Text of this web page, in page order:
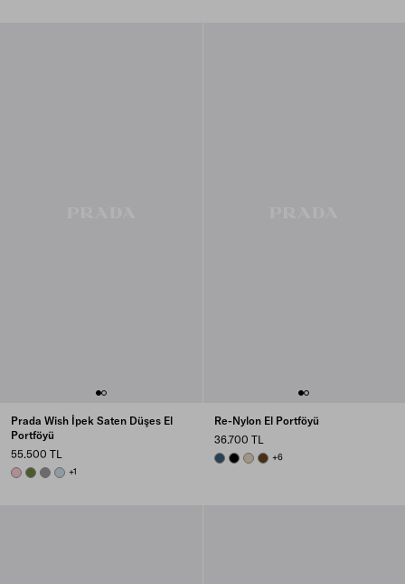
Prada Wish İpek Saten Düşes El
Portföyü
55.500 TL
PETAL PINK
IVY GREEN
HEMATITE
SKY BLUE
+1
Re-Nylon El Portföyü
36.700 TL
AVIATION BLUE
BLACKDESERT BEIGE
BRANDY
+6